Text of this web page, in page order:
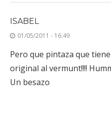
ISABEL
01/05/2011 - 16:49
Pero que pintaza que
original al vermunt!!!!
Un besazo